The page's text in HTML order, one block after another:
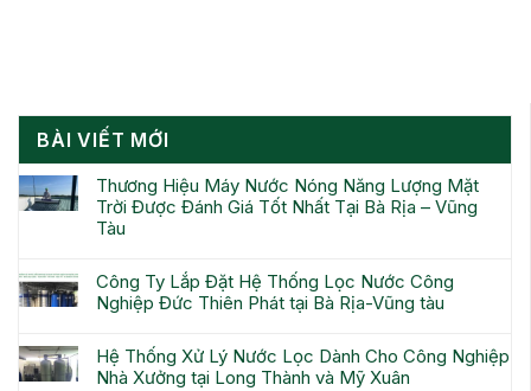
BÀI VIẾT MỚI
Thương Hiệu Máy Nước Nóng Năng Lượng Mặt
Trời Được Đánh Giá Tốt Nhất Tại Bà Rịa – Vũng
Tàu
Công Ty Lắp Đặt Hệ Thống Lọc Nước Công
Nghiệp Đức Thiên Phát tại Bà Rịa-Vũng tàu
Hệ Thống Xử Lý Nước Lọc Dành Cho Công Nghiệp
Nhà Xưởng tại Long Thành và Mỹ Xuân